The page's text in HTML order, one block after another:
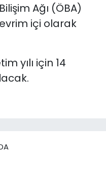
Ağı (ÖBA)
içi olarak
yılı için 14